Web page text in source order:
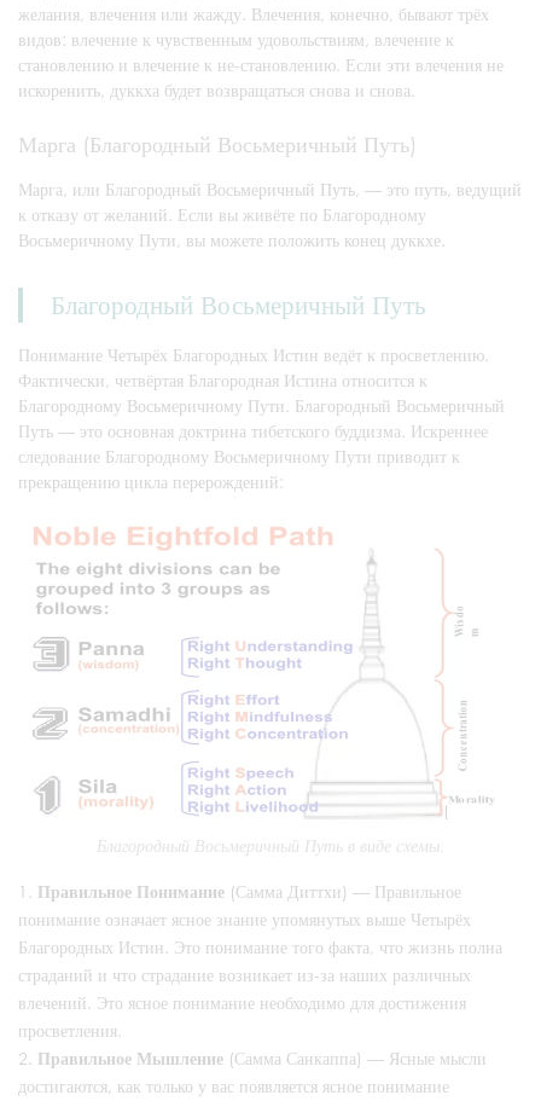
желания, влечения или жажду. Влечения, конечно, бывают трёх
видов: влечение к чувственным удовольствиям, влечение к
становлению и влечение к не-становлению. Если эти влечения не
искоренить, дуккха будет возвращаться снова и снова.
Марга (Благородный Восьмеричный Путь)
Марга, или Благородный Восьмеричный Путь, — это путь, ведущий
к отказу от желаний. Если вы живёте по Благородному
Восьмеричному Пути, вы можете положить конец дуккхе.
Благородный Восьмеричный Путь
Понимание Четырёх Благородных Истин ведёт к просветлению.
Фактически, четвёртая Благородная Истина относится к
Благородному Восьмеричному Пути. Благородный Восьмеричный
Путь — это основная доктрина тибетского буддизма. Искреннее
следование Благородному Восьмеричному Пути приводит к
прекращению цикла перерождений:
Благородный Восьмеричный Путь в виде схемы.
Правильное Понимание (Самма Диттхи) — Правильное
понимание означает ясное знание упомянутых выше Четырёх
Благородных Истин. Это понимание того факта, что жизнь полна
страданий и что страдание возникает из-за наших различных
влечений. Это ясное понимание необходимо для достижения
просветления.
Правильное Мышление (Самма Санкаппа) — Ясные мысли
достигаются, как только у вас появляется ясное понимание